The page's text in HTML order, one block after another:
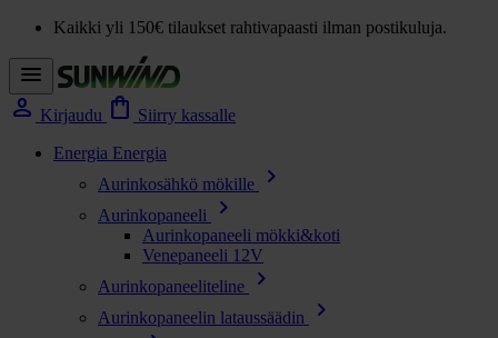
Kaikki yli 150€ tilaukset rahtivapaasti ilman postikuluja.
menu
person Kirjaudu shopping_bag Siirry kassalle
Energia Energia
Aurinkosähkö mökille
chevron_right
Aurinkopaneeli chevron_right
Aurinkopaneeli mökki&koti
Venepaneeli 12V
Aurinkopaneeliteline
chevron_right
Aurinkopaneelin lataussäädin chevron_right